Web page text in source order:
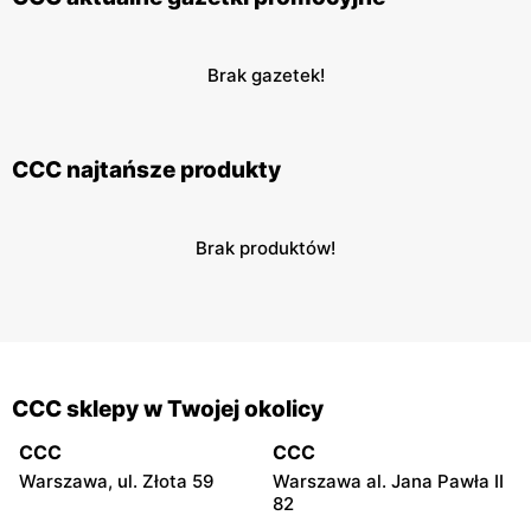
Brak gazetek!
CCC najtańsze produkty
Brak produktów!
CCC sklepy w Twojej okolicy
CCC
Warszawa, ul. Złota 59
CCC
Warszawa al. Jana Pawła II
82